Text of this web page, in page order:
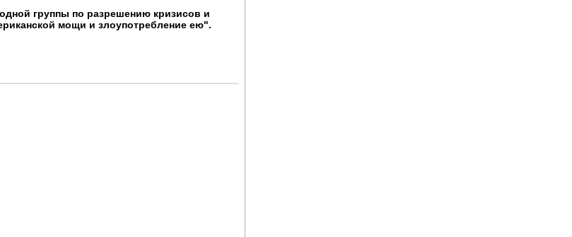
группы по разрешению кризисов и
мощи и злоупотребление ею".